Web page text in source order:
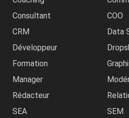
Consultant
COO
CRM
Data
Développeur
Formation
Manager
Rédacteur
SEA
SEM